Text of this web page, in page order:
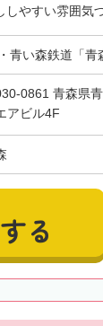
しやすい雰囲気
青い森鉄道「青
0861 青森県
アビル4F
る